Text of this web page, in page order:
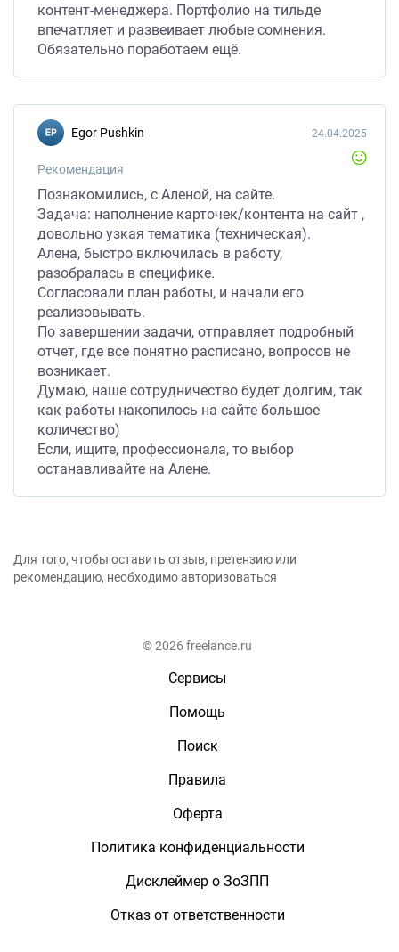
контент-менеджера. Портфолио на тильде
впечатляет и развеивает любые сомнения.
Обязательно поработаем ещё.
Egor Pushkin
Рекомендация
24.04.2025
Познакомились, с Аленой, на сайте.
Задача: наполнение карточек/контента на сайт ,
довольно узкая тематика (техническая).
Алена, быстро включилась в работу,
разобралась в специфике.
Согласовали план работы, и начали его
реализовывать.
По завершении задачи, отправляет подробный
отчет, где все понятно расписано, вопросов не
возникает.
Думаю, наше сотрудничество будет долгим, так
как работы накопилось на сайте большое
количество)
Если, ищите, профессионала, то выбор
останавливайте на Алене.
Для того, чтобы оставить отзыв, претензию или
рекомендацию, необходимо авторизоваться
© 2026 freelance.ru
Сервисы
Помощь
Поиск
Правила
Оферта
Политика конфиденциальности
Дисклеймер о ЗоЗПП
Отказ от ответственности